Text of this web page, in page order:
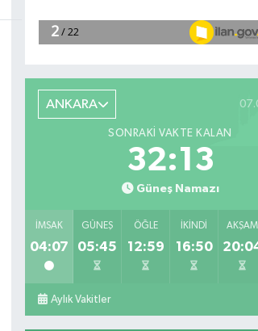
ANKARA
SONRAKI VAKTE KALAN
32:12
Güneş Namazı
İMSAK
04:07
GÜNEŞ
05:45
ÖĞLE
12:59
İKINDI
16:50
AKŞAM
Aylık Vakitler